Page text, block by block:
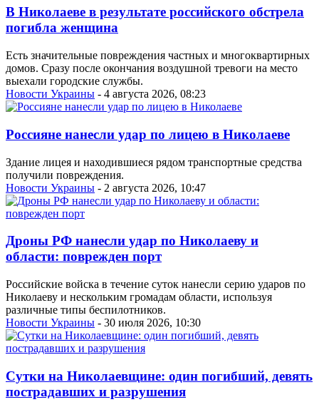
В Николаеве в результате российского обстрела
погибла женщина
Есть значительные повреждения частных и многоквартирных
домов. Сразу после окончания воздушной тревоги на место
выехали городские службы.
Новости Украины - 4 августа 2026, 08:23
Россияне нанесли удар по лицею в Николаеве
Здание лицея и находившиеся рядом транспортные средства
получили повреждения.
Новости Украины - 2 августа 2026, 10:47
Дроны РФ нанесли удар по Николаеву и
области: поврежден порт
Российские войска в течение суток нанесли серию ударов по
Николаеву и нескольким громадам области, используя
различные типы беспилотников.
Новости Украины - 30 июля 2026, 10:30
Сутки на Николаевщине: один погибший, девять
пострадавших и разрушения